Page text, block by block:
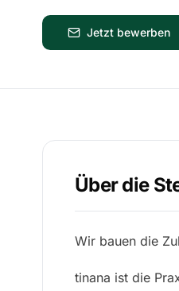
Jetzt bewerben
Über die
Wir bauen die
tinana ist die